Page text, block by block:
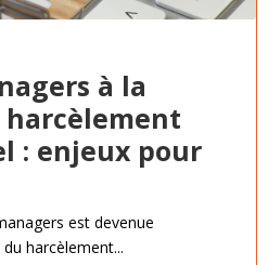
à la
: enjeux pour
est devenue
harcèlement...